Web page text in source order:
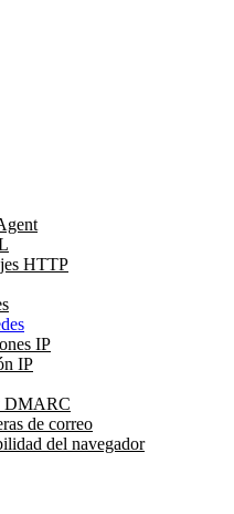
HTTP
IP
IP
DMARC
de correo
del navegador